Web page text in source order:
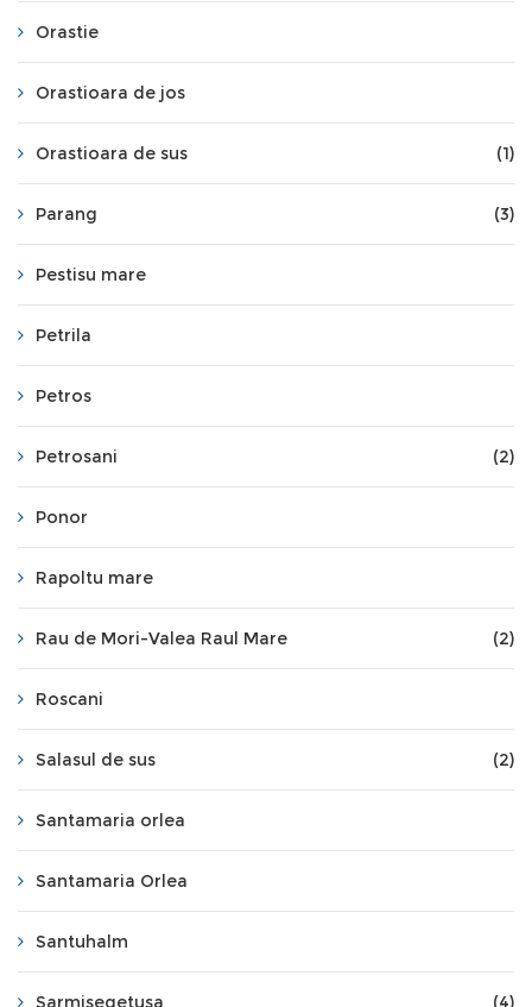
Orastie
Orastioara de jos
Orastioara de sus (1)
Parang (3)
Pestisu mare
Petrila
Petros
Petrosani (2)
Ponor
Rapoltu mare
Rau de Mori-Valea Raul Mare (2)
Roscani
Salasul de sus (2)
Santamaria orlea
Santamaria Orlea
Santuhalm
Sarmisegetusa (4)